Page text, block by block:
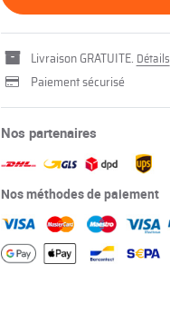
Livraison GRATUITE. Détails
Paiement sécurisé
Nos partenaires
Nos méthodes de paiement